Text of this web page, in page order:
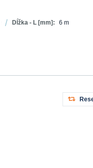
Dĺžka - L [mm]: 6 m